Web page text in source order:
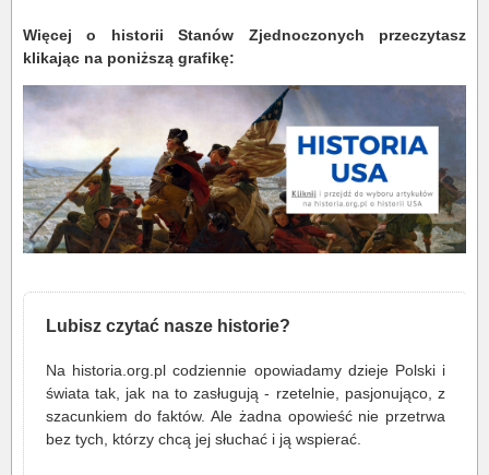
Więcej o historii Stanów Zjednoczonych przeczytasz
klikając na poniższą grafikę:
Lubisz czytać nasze historie?
Na historia.org.pl codziennie opowiadamy dzieje Polski i
świata tak, jak na to zasługują - rzetelnie, pasjonująco, z
szacunkiem do faktów. Ale żadna opowieść nie przetrwa
bez tych, którzy chcą jej słuchać i ją wspierać.